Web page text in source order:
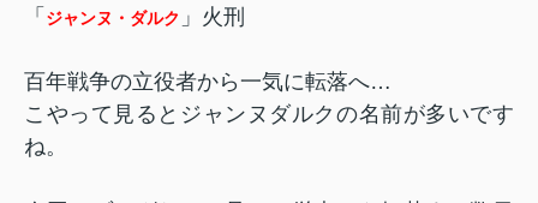
「 ジャンヌ・ダルク 」火刑
百年戦争の立役者から一気に転落へ…
こやって見るとジャンヌダルクの名前が多いです
ね。